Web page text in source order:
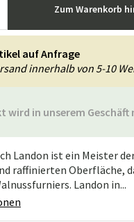
Zum Warenkorb
wird in unserem
auf Anfrage
innerhalb von 5-10
Landon ist ein Meister
raffinierten Oberfläche,
Landon in...